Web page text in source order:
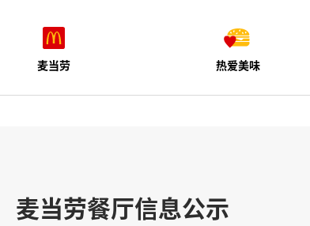
麦当劳 热爱美味
麦当劳餐厅信息公示